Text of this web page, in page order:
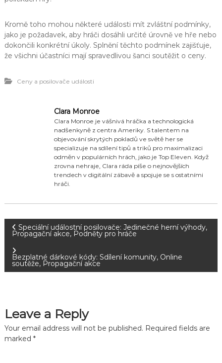
Kromě toho mohou některé události mít zvláštní podmínky,
jako je požadavek, aby hráči dosáhli určité úrovně ve hře nebo
dokončili konkrétní úkoly. Splnění těchto podmínek zajišťuje,
že všichni účastníci mají spravedlivou šanci soutěžit o ceny.
Ceny a posilovače události
Clara Monroe
Clara Monroe je vášnivá hráčka a technologická
nadšenkyně z centra Ameriky. S talentem na
objevování skrytých pokladů ve světě her se
specializuje na sdílení tipů a triků pro maximalizaci
odměn v populárních hrách, jako je Top Eleven. Když
zrovna nehraje, Clara ráda píše o nejnovějších
trendech v digitální zábavě a spojuje se s ostatními
hráči.
P
s
n
a
Speciální událostní posilovače: Jedinečné herní výhody,
Propagační akce, Podněty pro hráče
Bezplatné dárkové kódy: Sdílení komunity, Online
soutěže, Propagační akce
Leave a Reply
Your email address will not be published. Required fields are
marked *